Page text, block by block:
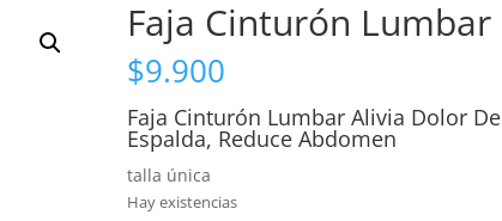
Faja Cinturón Lumbar
$9.900
Faja Cinturón Lumbar Alivia Dolor De
Espalda, Reduce Abdomen
talla única
Hay existencias